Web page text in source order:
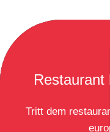
Restaurant
Tritt dem